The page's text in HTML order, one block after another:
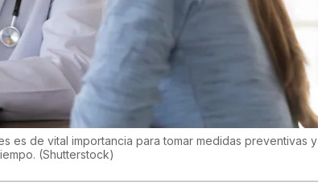
es de vital importancia para tomar medidas preventivas y
(Shutterstock)